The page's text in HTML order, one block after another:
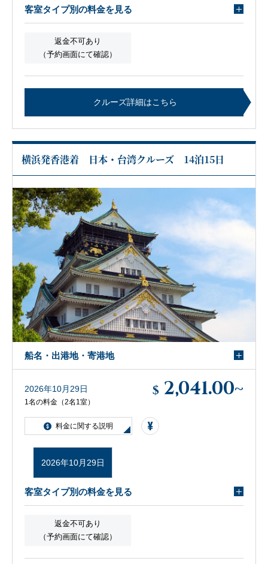
客室タイプ別の料金を見る
返金不可あり
（予約画面にて確認）
クルーズ詳細はこちら
横浜発香港着 日本・台湾クルーズ 14泊15日
船名・出港地・寄港地
2026年10月29日
1名の料金（2名1室）
$ 2,041.00~
料金に関する説明
2026年10月29日
客室タイプ別の料金を見る
返金不可あり
（予約画面にて確認）